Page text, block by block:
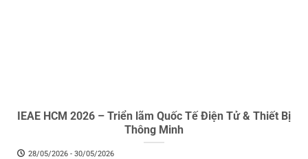
IEAE HCM 2026 – Triển lãm Quốc Tế Điện Tử & Thiết Bị
Thông Minh
28/05/2026 - 30/05/2026